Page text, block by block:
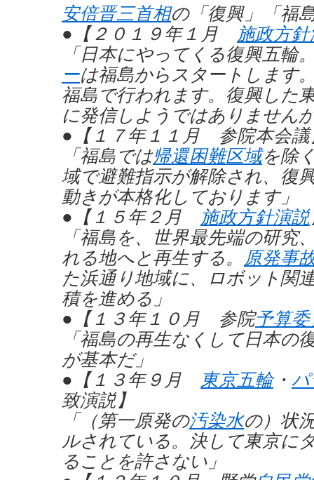
安倍晋三首相の「復興」「福
●【２０１９年１月 施政方
「日本にやってくる復興五輪
ーは福島からスタートします
福島で行われます。復興した
に発信しようではありません
●【１７年１１月 参院本会議
「福島では帰還困難区域を除
域で避難指示が解除され、復
動きが本格化しております」
●【１５年２月 施政方針演説
「福島を、世界最先端の研究
れる地へと再生する。 原発事
た浜通り地域に、ロボット関
積を進める」
●【１３年１０月 参院予算
「福島の再生なくして日本の
が基本だ」
●【１３年９月 東京五輪・
致演説】
「（第一原発の汚染水の）状
ルされている。決して東京に
ることを許さない」